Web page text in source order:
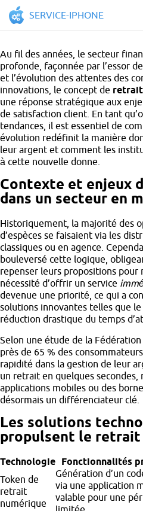
SERVICE-IPHONE
Au fil des années, le secteur
profonde, façonnée par l’essor
et l’évolution des attentes des
innovations, le concept de
une réponse stratégique aux
de satisfaction client. En tant
tendances, il est essentiel de
évolution redéfinit la manière
leur argent et comment les
à cette nouvelle donne.
Contexte et enjeux
dans un secteur en
Historiquement, la majorité des
d’espèces se faisaient via les
classiques ou en agence.
bouleversé cette logique,
repenser leurs propositions
nécessité d’offrir un service
devenue une priorité, ce qui a
solutions innovantes telles que
réduction drastique du temps
Selon une étude de la
près de 65 % des
rapidité dans la gestion de leur
un retrait en quelques secondes,
applications mobiles ou des
désormais un différenciateur clé.
Les solutions
propulsent le retrait
Technologie Fonctionnalités
Token de
retrait
numérique
Génération d’un
via une application
valable pour une